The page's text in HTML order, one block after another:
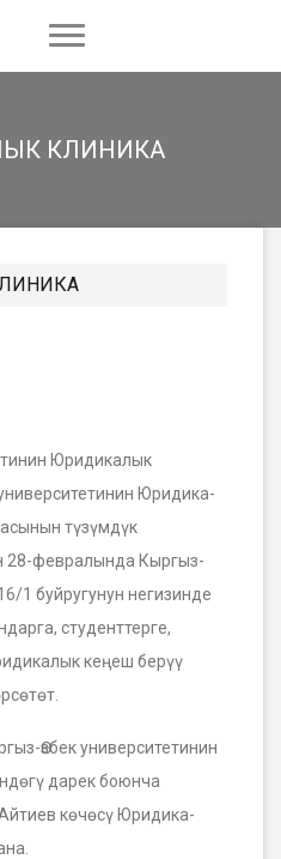
КЛИНИКА
Юридикалык
Юридика-
түзүмдүк
февралында Кыргыз-
1 буйругунун негизинде
студенттерге,
кеңеш берүү
Өзбек университетинин
дарек боюнча
көчөсү Юридика-